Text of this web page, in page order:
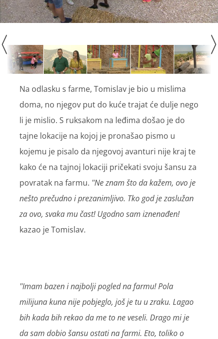
Na odlasku s farme, Tomislav je bio u mislima
doma, no njegov put do kuće trajat će dulje nego
li je mislio. S ruksakom na leđima došao je do
tajne lokacije na kojoj je pronašao pismo u
kojemu je pisalo da njegovoj avanturi nije kraj te
kako će na tajnoj lokaciji pričekati svoju šansu za
povratak na farmu. ''Ne znam što da kažem, ovo je
nešto prečudno i prezanimljivo. Tko god je zaslužan
za ovo, svaka mu čast! Ugodno sam iznenađen!
kazao je Tomislav.
''Imam bazen i najbolji pogled na farmu! Pola
milijuna kuna nije pobjeglo, još je tu u zraku. Lagao
bih kada bih rekao da me to ne veseli. Drago mi je
da sam dobio šansu ostati na farmi. Eto, toliko o